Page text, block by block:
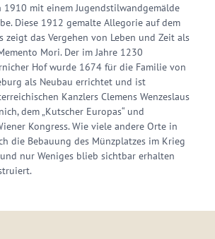
1910 mit einem Jugendstilwandgemälde
Diese 1912 gemalte Allegorie auf dem
zeigt das Vergehen von Leben und Zeit als
Mori. Der im Jahre 1230
Hof wurde 1674 für die Familie von
als Neubau errichtet und ist
Kanzlers Clemens Wenzeslaus
dem „Kutscher Europas“ und
Kongress. Wie viele andere Orte in
die Bebauung des Münzplatzes im Krieg
nur Weniges blieb sichtbar erhalten